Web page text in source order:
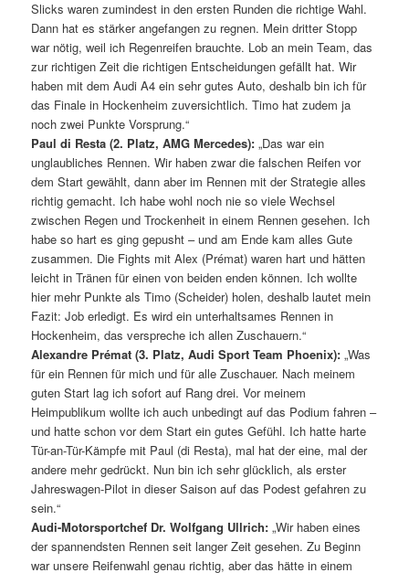
Slicks waren zumindest in den ersten Runden die richtige Wahl.
Dann hat es stärker angefangen zu regnen. Mein dritter Stopp
war nötig, weil ich Regenreifen brauchte. Lob an mein Team, das
zur richtigen Zeit die richtigen Entscheidungen gefällt hat. Wir
haben mit dem Audi A4 ein sehr gutes Auto, deshalb bin ich für
das Finale in Hockenheim zuversichtlich. Timo hat zudem ja
noch zwei Punkte Vorsprung.“
Paul di Resta (2. Platz, AMG Mercedes): „Das war ein
unglaubliches Rennen. Wir haben zwar die falschen Reifen vor
dem Start gewählt, dann aber im Rennen mit der Strategie alles
richtig gemacht. Ich habe wohl noch nie so viele Wechsel
zwischen Regen und Trockenheit in einem Rennen gesehen. Ich
habe so hart es ging gepusht – und am Ende kam alles Gute
zusammen. Die Fights mit Alex (Prémat) waren hart und hätten
leicht in Tränen für einen von beiden enden können. Ich wollte
hier mehr Punkte als Timo (Scheider) holen, deshalb lautet mein
Fazit: Job erledigt. Es wird ein unterhaltsames Rennen in
Hockenheim, das verspreche ich allen Zuschauern.“
Alexandre Prémat (3. Platz, Audi Sport Team Phoenix): „Was
für ein Rennen für mich und für alle Zuschauer. Nach meinem
guten Start lag ich sofort auf Rang drei. Vor meinem
Heimpublikum wollte ich auch unbedingt auf das Podium fahren –
und hatte schon vor dem Start ein gutes Gefühl. Ich hatte harte
Tür-an-Tür-Kämpfe mit Paul (di Resta), mal hat der eine, mal der
andere mehr gedrückt. Nun bin ich sehr glücklich, als erster
Jahreswagen-Pilot in dieser Saison auf das Podest gefahren zu
sein.“
Audi-Motorsportchef Dr. Wolfgang Ullrich: „Wir haben eines
der spannendsten Rennen seit langer Zeit gesehen. Zu Beginn
war unsere Reifenwahl genau richtig, aber das hätte in einem